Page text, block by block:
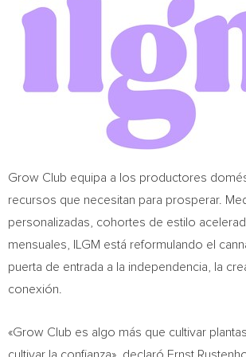
Grow Club equipa a los productores
recursos que necesitan para prosperar.
personalizadas, cohortes de estilo
mensuales, ILGM está reformulando el
puerta de entrada a la independencia, la
conexión.
«Grow Club es algo más que cultivar